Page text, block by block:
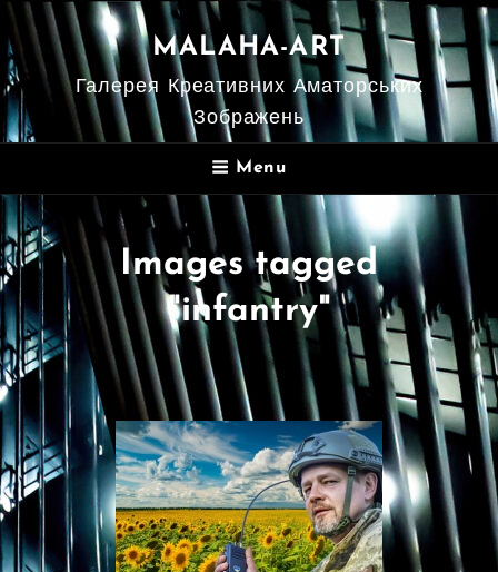
MALAHA-ART
Галерея Креативних Аматорських
Зображень
Menu
Images tagged
"infantry"